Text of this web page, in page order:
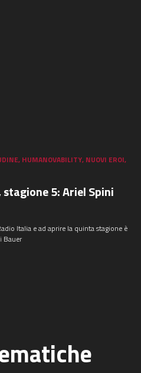
, HUMANOVABILITY, NUOVI EROI,
5: Ariel Spini
Italia e ad aprire la quinta stagione è
Bauer